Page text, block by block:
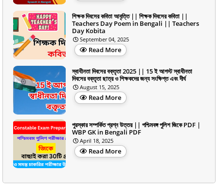
শিক্ষক দিবসের কবিতা আবৃত্তি || শিক্ষক দিবসের কবিতা ||
Teachers Day Poem in Bengali || Teachers
Day Kobita
September 04, 2025
Read More
স্বাধীনতা দিবসের বক্তৃতা 2025 || 15 ই আগস্ট স্বাধীনতা
দিবসের বক্তৃতা ছাত্র ও শিক্ষকদের জন্য সংক্ষিপ্ত এবং দীর্ঘ
August 15, 2025
Read More
পুরস্কার সম্পর্কিত প্রশ্ন উত্তর || পশ্চিমবঙ্গ পুলিশ জিকে PDF |
WBP GK in Bengali PDF
April 18, 2025
Read More